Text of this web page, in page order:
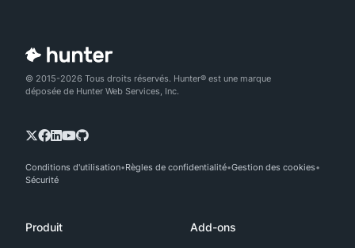
© 2015-2026 Tous droits réservés. Hunter® est une marque
déposée de Hunter Web Services, Inc.
Conditions d'utilisation Règles de confidentialité Gestion des cookies
Sécurité
Produit Add-ons